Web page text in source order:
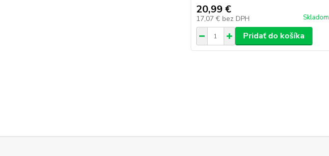
20,99 €
17,07 € bez DPH Skladom
Pridať do košíka